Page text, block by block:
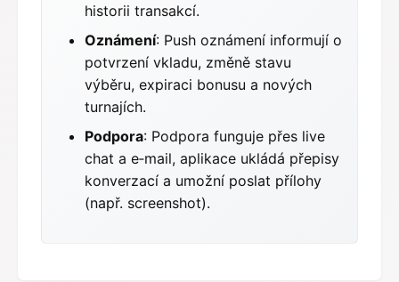
historii transakcí.
Oznámení: Push oznámení informují o
potvrzení vkladu, změně stavu
výběru, expiraci bonusu a nových
turnajích.
Podpora: Podpora funguje přes live
chat a e‑mail, aplikace ukládá přepisy
konverzací a umožní poslat přílohy
(např. screenshot).